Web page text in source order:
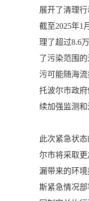
展开了清理行
截至2025年1
理了超过8.6
了污染范围
污可能随海
托波尔市政
续加强监测和
此次紧急状
尔市将采取
漏带来的环
斯紧急情况